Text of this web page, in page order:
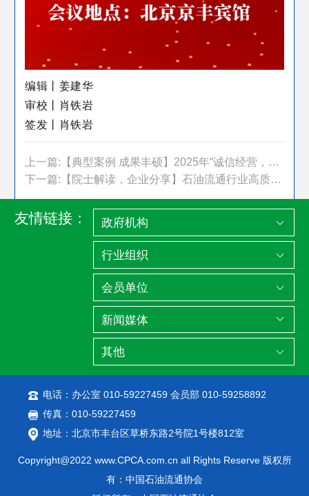
编辑丨姜建华
审校丨肖铁岩
签发丨肖铁岩
上一篇:【典型案例 成果丰硕】2025年“诚信经营，优质服务”典型案例推荐宣传活动收官在即
下一篇:【院士解读，企业分享】石油流通行业高质量发展论坛即将启幕
友情链接：
电话：办公室 010-59227459 会员部 010-59258892
传真：010-59227459
地址：北京市丰台区草桥东路2号院1号楼812室
Copyright@2022 www.CPCA.com.cn all Rights Reserve 版权所
有：中国石油流通协会